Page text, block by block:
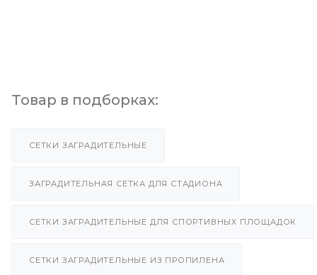
Товар в подборках:
СЕТКИ ЗАГРАДИТЕЛЬНЫЕ
ЗАГРАДИТЕЛЬНАЯ СЕТКА ДЛЯ СТАДИОНА
СЕТКИ ЗАГРАДИТЕЛЬНЫЕ ДЛЯ СПОРТИВНЫХ ПЛОЩАДОК
СЕТКИ ЗАГРАДИТЕЛЬНЫЕ ИЗ ПРОПИЛЕНА